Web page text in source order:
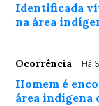
Identificada
na área
Ocorrência Há
Homem é
área indígena